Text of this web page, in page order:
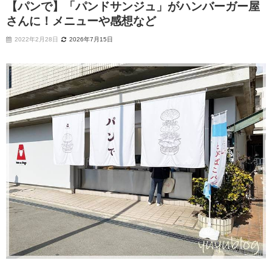
【パンで】「パンドサンジュ」がハンバーガー屋
さんに！メニューや感想など
2022年2月28日 2026年7月15日